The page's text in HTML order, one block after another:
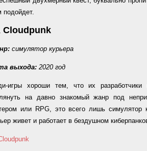
подойдет.
Cloudpunk
симулятор курьера
выхода: 2020 год
игры хороши тем, что их разработчики
на давно знакомый жанр под
или RPG, это всего лишь
живет и работает в бездушном